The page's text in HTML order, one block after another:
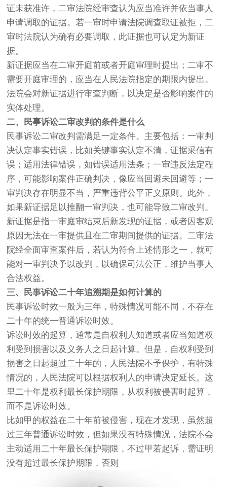
证未获准许，二审法院经审查认为应当准许并依当事人
申请调取的证据。若一审时申请法院调查取证被拒，二
审时法院认为确有必要调取，此证据也可认定为新证
据。
新证据应当在二审开庭前或者开庭审理时提出；二审不
需要开庭审理的，应当在人民法院指定的期限内提出。
法院会对新证据进行审查判断，以决定是否影响案件的
实体处理。
二、民事诉讼二审改判的条件是什么
民事诉讼二审改判需满足一定条件。主要包括：一审判
决认定事实错误，比如关键事实认定不清，证据采信有
误；适用法律错误，如错误适用法条；一审违反法定程
序，可能影响案件正确判决，像应当回避未回避等；一
审判决存在明显不当，严重违背公平正义原则。此外，
如果新证据足以推翻一审判决，也可能导致二审改判。
新证据是指一审庭审结束后新发现的证据，或者因客观
原因无法在一审提供且在二审期间提供的证据。二审法
院经全面审查案件后，若认为符合上述情形之一，就可
能对一审判决予以改判，以确保司法公正，维护当事人
合法权益。
三、民事诉讼二十年追溯期是如何计算的
民事诉讼时效一般为三年，特殊情况可能不同，不存在
二十年的统一普通诉讼时效。
诉讼时效的起算，通常是自权利人知道或者应当知道权
利受到损害以及义务人之日起计算。但是，自权利受到
损害之日起超过二十年的，人民法院不予保护，有特殊
情况的，人民法院可以根据权利人的申请决定延长。这
里二十年是权利最长保护期限，从权利被侵害时起算，
而不是诉讼时效。
比如甲的权益在二十年前被侵害，现在才发现，虽然超
过三年普通诉讼时效，但如果没有特殊情况，法院不会
主动适用二十年最长保护期限，不过甲若起诉，需证明
没有超过最长保护期限，否则